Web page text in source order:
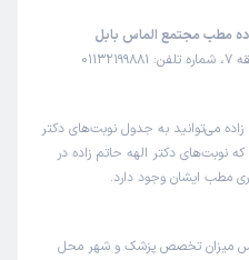
مطب مجتمع الماس بابل
می‌توانید به جدول نوبت‌های دکتر
نوبت‌های دکتر الهه حاتم زاده در
مطب ایشان وجود دارد.
میزان تخصص پزشک و شهر محل